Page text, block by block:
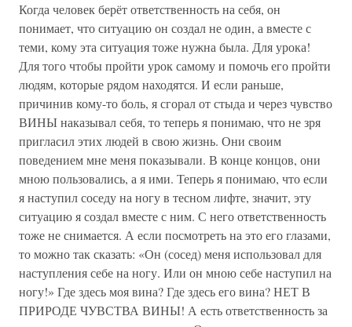
Когда человек берёт ответственность на себя, он
понимает, что ситуацию он создал не один, а вместе с
теми, кому эта ситуация тоже нужна была. Для урока!
Для того чтобы пройти урок самому и помочь его пройти
людям, которые рядом находятся. И если раньше,
причинив кому-то боль, я сгорал от стыда и через чувство
ВИНЫ наказывал себя, то теперь я понимаю, что не зря
пригласил этих людей в свою жизнь. Они своим
поведением мне меня показывали. В конце концов, они
мною пользовались, а я ими. Теперь я понимаю, что если
я наступил соседу на ногу в тесном лифте, значит, эту
ситуацию я создал вместе с ним. С него ответственность
тоже не снимается. А если посмотреть на это его глазами,
то можно так сказать: «Он (сосед) меня использовал для
наступления себе на ногу. Или он мною себе наступил на
ногу!» Где здесь моя вина? Где здесь его вина? НЕТ В
ПРИРОДЕ ЧУВСТВА ВИНЫ! А есть ответственность за